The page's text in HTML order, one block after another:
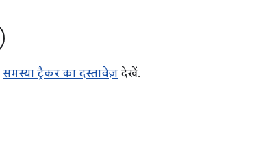
समस्या ट्रैकर का दस्तावेज़ देखें.